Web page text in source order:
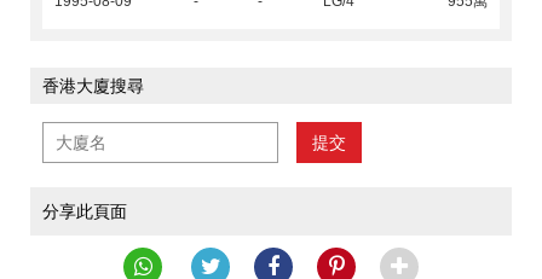
香港大廈搜尋
提交
分享此頁面